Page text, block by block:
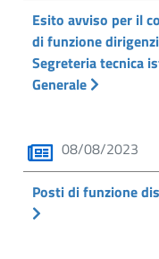
Esito avviso per il
di funzione
Segreteria tecnica
Generale
08/08/2023
Posti di funzione